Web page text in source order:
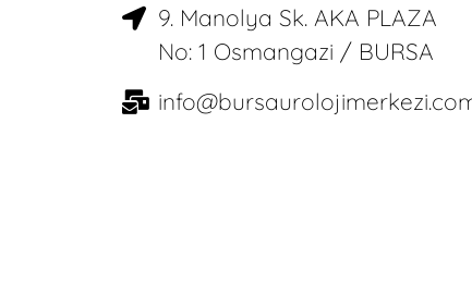
9. Manolya Sk. AKA PLAZA
No: 1 Osmangazi / BURSA